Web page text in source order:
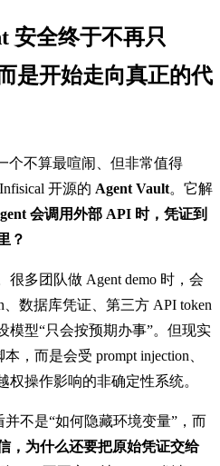
安全终于不再只
是开始走向真正的代
个不算最喧闹、但非常值得
开源的 Agent Vault。它解
会调用外部 API 时，凭证到
？
多团队做 Agent demo 时，会
、数据库凭证、第三方 API token
模型“只会按预期办事”。但现实
，而是会受 prompt injection、
操作影响的非确定性系统。
不是“如何隐藏环境变量”，而
，为什么还要把原始凭证交给